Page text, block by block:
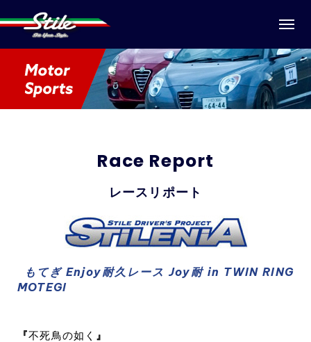
Race Report
レースリポート
もてぎ Enjoy耐久レース Joy耐 in TWIN RING
MOTEGI
『不死鳥の如く 』